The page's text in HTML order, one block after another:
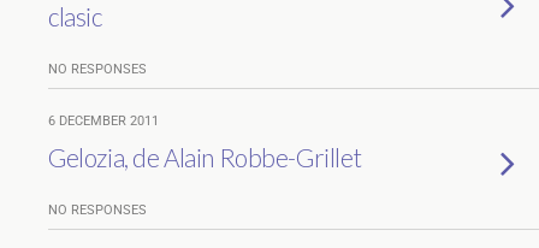
clasic
NO RESPONSES
6 DECEMBER 2011
Gelozia, de Alain Robbe-Grillet
NO RESPONSES